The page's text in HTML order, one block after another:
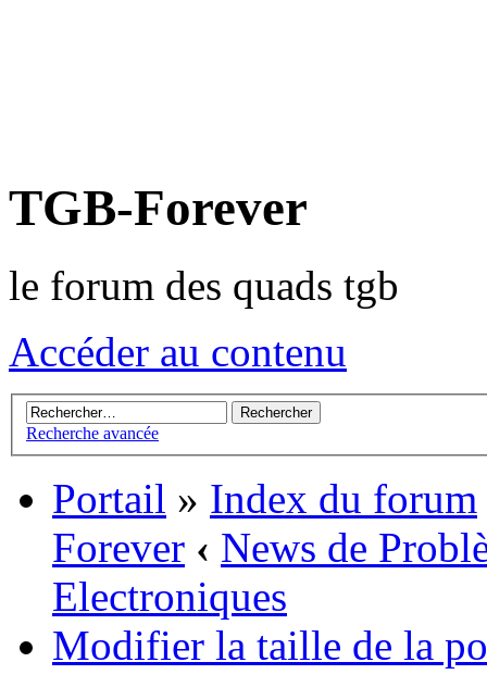
TGB-Forever
le forum des quads tgb
Accéder au contenu
Recherche avancée
Portail » Index du forum
Forever ‹ News de
Electroniques
Modifier la taille de la